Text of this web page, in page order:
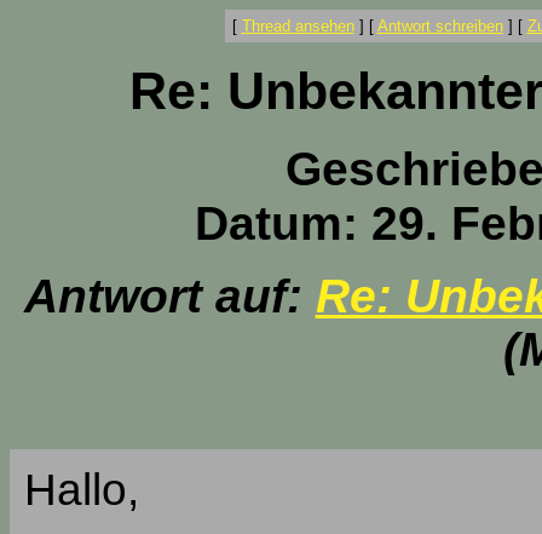
[ Thread ansehen] [ Antwort schreiben] [
Re:
Datum: 29.
Antwort auf: Re:
Hallo,